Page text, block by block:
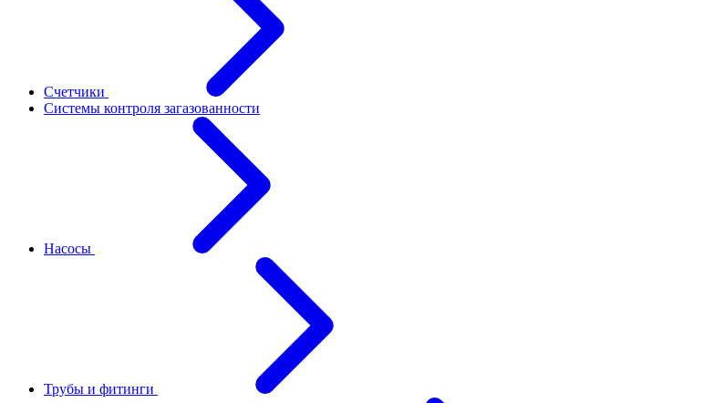
Счетчики
Системы контроля загазованности
Насосы
Трубы и фитинги